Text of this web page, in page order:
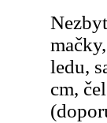
ledu,
cm,